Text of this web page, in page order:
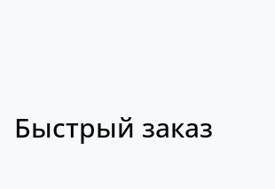
Быстрый заказ